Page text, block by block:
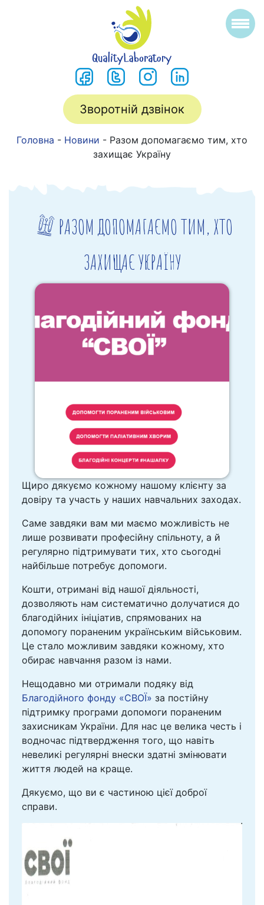
Зворотній дзвінок
Головна - Новини - Разом допомагаємо тим, хто
захищає Україну
РАЗОМ ДОПОМАГАЄМО ТИМ, ХТО
ЗАХИЩАЄ УКРАЇНУ
Щиро дякуємо кожному нашому клієнту за
довіру та участь у наших навчальних заходах.
Саме завдяки вам ми маємо можливість не
лише розвивати професійну спільноту, а й
регулярно підтримувати тих, хто сьогодні
найбільше потребує допомоги.
Кошти, отримані від нашої діяльності,
дозволяють нам систематично долучатися до
благодійних ініціатив, спрямованих на
допомогу пораненим українським військовим.
Це стало можливим завдяки кожному, хто
обирає навчання разом із нами.
Нещодавно ми отримали подяку від
Благодійного фонду «СВОЇ» за постійну
підтримку програми допомоги пораненим
захисникам України. Для нас це велика честь і
водночас підтвердження того, що навіть
невеликі регулярні внески здатні змінювати
життя людей на краще.
Дякуємо, що ви є частиною цієї доброї
справи.